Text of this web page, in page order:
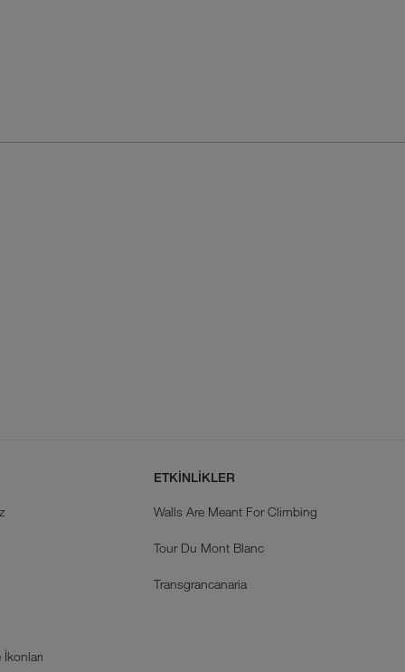
ETKİNLİKLER
Walls Are Meant For Climbing
Tour Du Mont Blanc
Transgrancanaria